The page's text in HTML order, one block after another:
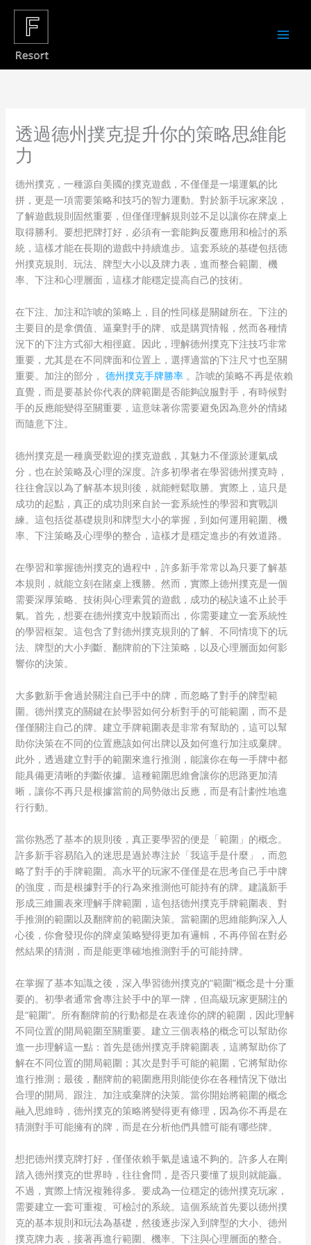
Skip
content
透過德州撲克提升你的策略思維能
力
德州撲克，一種源自美國的撲克遊戲，不僅僅是一場運氣的比
拼，更是一項需要策略和技巧的智力運動。對於新手玩家來說，
了解遊戲規則固然重要，但僅僅理解規則並不足以讓你在牌桌上
取得勝利。要想把牌打好，必須有一套能夠反覆應用和檢討的系
統，這樣才能在長期的遊戲中持續進步。這套系統的基礎包括德
州撲克規則、玩法、牌型大小以及牌力表，進而整合範圍、機
率、下注和心理層面，這樣才能穩定提高自己的技術。
在下注、加注和詐唬的策略上，目的性同樣是關鍵所在。下注的
主要目的是拿價值、逼棄對手的牌、或是購買情報，然而各種情
況下的下注方式卻大相徑庭。因此，理解德州撲克下注技巧非常
重要，尤其是在不同牌面和位置上，選擇適當的下注尺寸也至關
重要。加注的部分， 德州撲克手牌勝率。詐唬的策略不再是依賴
直覺，而是要基於你代表的牌範圍是否能夠說服對手，有時候對
手的反應能變得至關重要，這意味著你需要避免因為意外的情緒
而隨意下注。
德州撲克是一種廣受歡迎的撲克遊戲，其魅力不僅源於運氣成
分，也在於策略及心理的深度。許多初學者在學習德州撲克時，
往往會誤以為了解基本規則後，就能輕鬆取勝。實際上，這只是
成功的起點，真正的成功則來自於一套系統性的學習和實戰訓
練。這包括從基礎規則和牌型大小的掌握，到如何運用範圍、機
率、下注策略及心理學的整合，這樣才是穩定進步的有效道路。
在學習和掌握德州撲克的過程中，許多新手常常以為只要了解基
本規則，就能立刻在賭桌上獲勝。然而，實際上德州撲克是一個
需要深厚策略、技術與心理素質的遊戲，成功的秘訣遠不止於手
氣。首先，想要在德州撲克中脫穎而出，你需要建立一套系統性
的學習框架。這包含了對德州撲克規則的了解、不同情境下的玩
法、牌型的大小判斷、翻牌前的下注策略，以及心理層面如何影
響你的決策。
大多數新手會過於關注自已手中的牌，而忽略了對手的牌型範
圍。德州撲克的關鍵在於學習如何分析對手的可能範圍，而不是
僅僅關注自己的牌。建立手牌範圍表是非常有幫助的，這可以幫
助你決策在不同的位置應該如何出牌以及如何進行加注或棄牌。
此外，透過建立對手的範圍來進行推測，能讓你在每一手牌中都
能具備更清晰的判斷依據。這種範圍思維會讓你的思路更加清
晰，讓你不再只是根據當前的局勢做出反應，而是有計劃性地進
行行動。
當你熟悉了基本的規則後，真正要學習的便是「範圍」的概念。
許多新手容易陷入的迷思是過於專注於「我這手是什麼」，而忽
略了對手的手牌範圍。高水平的玩家不僅僅是在思考自己手中牌
的強度，而是根據對手的行為來推測他可能持有的牌。建議新手
形成三維圖表來理解手牌範圍，這包括德州撲克手牌範圍表、對
手推測的範圍以及翻牌前的範圍決策。當範圍的思維能夠深入人
心後，你會發現你的牌桌策略變得更加有邏輯，不再停留在對必
然結果的猜測，而是能更準確地推測對手的可能持牌。
在掌握了基本知識之後，深入學習德州撲克的“範圍”概念是十分重
要的。初學者通常會專注於手中的單一牌，但高級玩家更關注的
是“範圍”。所有翻牌前的行動都是在表達你的牌的範圍，因此理解
不同位置的開局範圍至關重要。建立三個表格的概念可以幫助你
進一步理解這一點：首先是德州撲克手牌範圍表，這將幫助你了
解在不同位置的開局範圍；其次是對手可能的範圍，它將幫助你
進行推測；最後，翻牌前的範圍應用則能使你在各種情況下做出
合理的開局、跟注、加注或棄牌的決策。當你開始將範圍的概念
融入思維時，德州撲克的策略將變得更有條理，因為你不再是在
猜測對手可能擁有的牌，而是在分析他們具體可能有哪些牌。
想把德州撲克牌打好，僅僅依賴手氣是遠遠不夠的。許多人在剛
踏入德州撲克的世界時，往往會問，是否只要懂了規則就能贏。
不過，實際上情況複雜得多。要成為一位穩定的德州撲克玩家，
需要建立一套可重複、可檢討的系統。這個系統首先要以德州撲
克的基本規則和玩法為基礎，然後逐步深入到牌型的大小、德州
撲克牌力表，接著再進行範圍、機率、下注與心理層面的整合。